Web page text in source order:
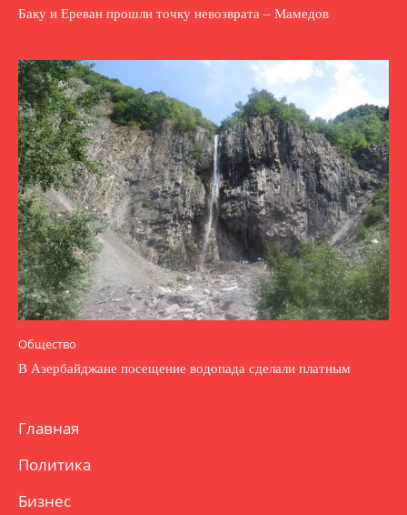
Баку и Ереван прошли точку невозврата – Мамедов
Общество
В Азербайджане посещение водопада сделали платным
Главная
Политика
Бизнес